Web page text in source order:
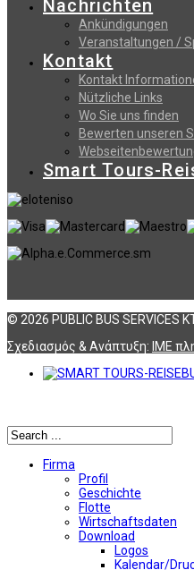
Nachrichten
Ankündigungen
Veranstaltungen /
Kontakt
Kontakt
Nützliche Links
Wo Sie uns finden
Bewerten unseren
Smart Tours-
© 2026 PUBLIC BUS SERVICES
Σχεδιασμός & Ανάπτυξη: ΙΜΕ
Firma
Profil
Geschichte
Flotte
Wirtschaftsdaten
Download
Logos
Kalendar/